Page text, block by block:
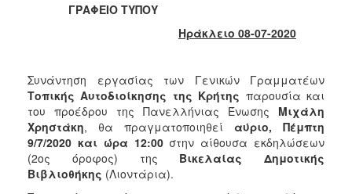
2015
2013
2012
2011
2010
ΓΡΑΦΕΙΟ ΤΥΠΟΥ
Ηράκλειο 08-07-2020
Συνάντηση εργασίας των Γενικών Γραμματέων
Τοπικής Αυτοδιοίκησης της Κρήτης παρουσία και
του προέδρου της Πανελλήνιας Ένωσης Μιχάλη
Χρηστάκη, θα πραγματοποιηθεί αύριο, Πέμπτη
9/7/2020 και ώρα 12:00στην αίθουσα εκδηλώσεων
(2ος όροφος) της Βικελαίας Δημοτικής
Βιβλιοθήκης (Λιοντάρια).